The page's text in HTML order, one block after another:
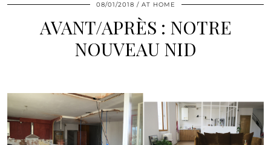
08/01/2018 AT HOME
AVANT/APRÈS : NOTRE
NOUVEAU NID